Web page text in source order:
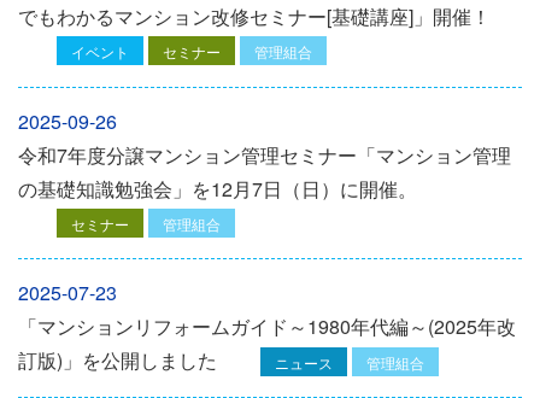
でもわかるマンション改修セミナー[基礎講座]」開催！
イベント セミナー 管理組合
2025-09-26
令和7年度分譲マンション管理セミナー「マンション管理
の基礎知識勉強会」を12⽉7⽇（⽇）に開催。
セミナー 管理組合
2025-07-23
「マンションリフォームガイド～1980年代編～(2025年改
訂版)」を公開しました
ニュース 管理組合